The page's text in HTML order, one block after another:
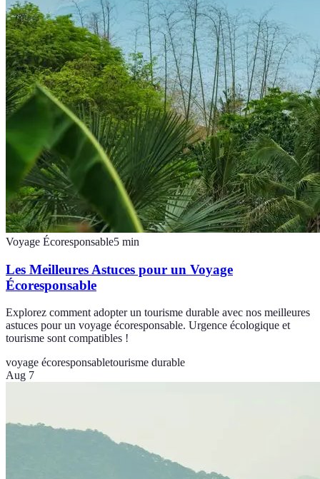
Voyage Écoresponsable5 min
Les Meilleures Astuces pour un Voyage
Écoresponsable
Explorez comment adopter un tourisme durable avec nos meilleures
astuces pour un voyage écoresponsable. Urgence écologique et
tourisme sont compatibles !
voyage écoresponsabletourisme durable
Aug 7